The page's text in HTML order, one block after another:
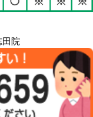
田院